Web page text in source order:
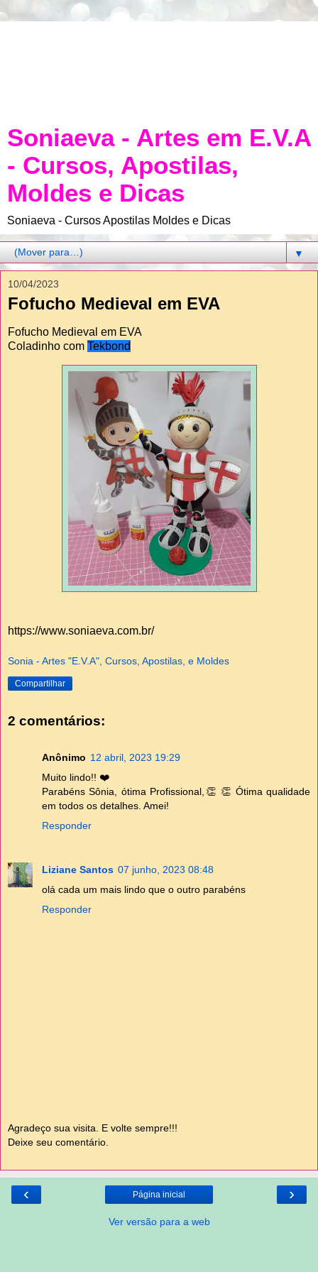
Soniaeva - Artes em E.V.A
- Cursos, Apostilas,
Moldes e Dicas
Soniaeva - Cursos Apostilas Moldes e Dicas
▼
10/04/2023
Fofucho Medieval em EVA
Fofucho Medieval em EVA
Coladinho com Tekbond
https://www.soniaeva.com.br/
Sonia - Artes "E.V.A", Cursos, Apostilas, e Moldes
Compartilhar
2 comentários:
Anônimo 12 abril, 2023 19:29
Muito lindo!! ❤️
Parabéns Sônia, ótima Profissional,👏 👏 Ótima qualidade
em todos os detalhes. Amei!
Responder
Liziane Santos 07 junho, 2023 08:48
olá cada um mais lindo que o outro parabéns
Responder
Agradeço sua visita. E volte sempre!!!
Deixe seu comentário.
‹ ›
Página inicial
Ver versão para a web